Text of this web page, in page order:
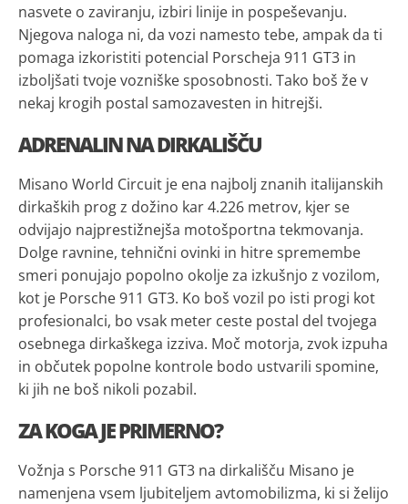
nasvete o zaviranju, izbiri linije in pospeševanju.
Njegova naloga ni, da vozi namesto tebe, ampak da ti
pomaga izkoristiti potencial Porscheja 911 GT3 in
izboljšati tvoje vozniške sposobnosti. Tako boš že v
nekaj krogih postal samozavesten in hitrejši.
ADRENALIN NA DIRKALIŠČU
Misano World Circuit je ena najbolj znanih italijanskih
dirkaških prog z dožino kar 4.226 metrov, kjer se
odvijajo najprestižnejša motošportna tekmovanja.
Dolge ravnine, tehnični ovinki in hitre spremembe
smeri ponujajo popolno okolje za izkušnjo z vozilom,
kot je Porsche 911 GT3. Ko boš vozil po isti progi kot
profesionalci, bo vsak meter ceste postal del tvojega
osebnega dirkaškega izziva. Moč motorja, zvok izpuha
in občutek popolne kontrole bodo ustvarili spomine,
ki jih ne boš nikoli pozabil.
ZA KOGA JE PRIMERNO?
Vožnja s Porsche 911 GT3 na dirkališču Misano je
namenjena vsem ljubiteljem avtomobilizma, ki si želijo